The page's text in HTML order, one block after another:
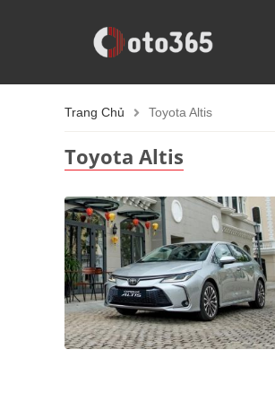
Trang Chủ Toyota Altis
Toyota Altis